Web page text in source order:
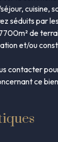
cuisine,
séduits par
de
et/ou
contacter
ce